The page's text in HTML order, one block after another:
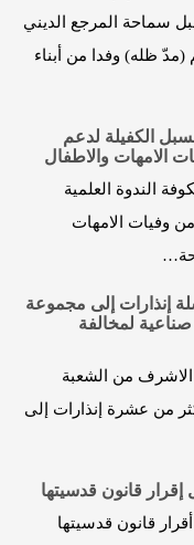
سماحة المرجع الديني
(مدّ ظله) وفدا من أبناء
الكفيلة لدعم
الامهات والاطفال
الندوة العلمية
من وفيات الامهات
إنذارات إلى مجموعة
لمخالفة
الاشرف من الشعبة
من عشرة إنذارات إلى
قانون قدسيتها
قانون قدسيتها